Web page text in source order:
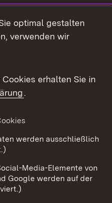
Kontakt
Datenschutz
optimal gestalten
verwenden wir
erhalten Sie in
.
werden ausschließlich
Media-Elemente von
Google werden auf der